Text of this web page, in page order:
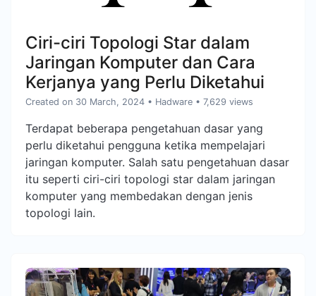
Ciri-ciri Topologi Star dalam
Jaringan Komputer dan Cara
Kerjanya yang Perlu Diketahui
Created on 30 March, 2024 • Hadware • 7,629 views
Terdapat beberapa pengetahuan dasar yang
perlu diketahui pengguna ketika mempelajari
jaringan komputer. Salah satu pengetahuan dasar
itu seperti ciri-ciri topologi star dalam jaringan
komputer yang membedakan dengan jenis
topologi lain.